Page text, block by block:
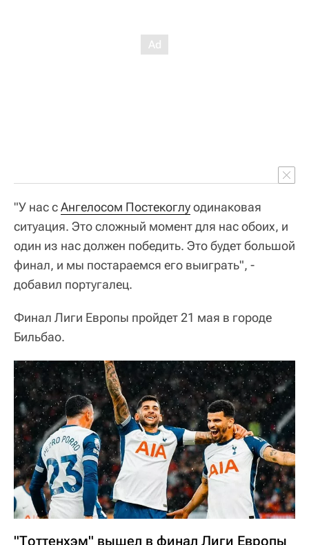
"У нас сАнгелосом Постекоглуодинаковая
ситуация. Это сложный момент для нас обоих, и
один из нас должен победить. Это будет большой
финал, и мы постараемся его выиграть", -
добавил португалец.
Финал Лиги Европы пройдет 21 мая в городе
Бильбао.
"Тоттенхэм" вышел в финал Лиги Европы